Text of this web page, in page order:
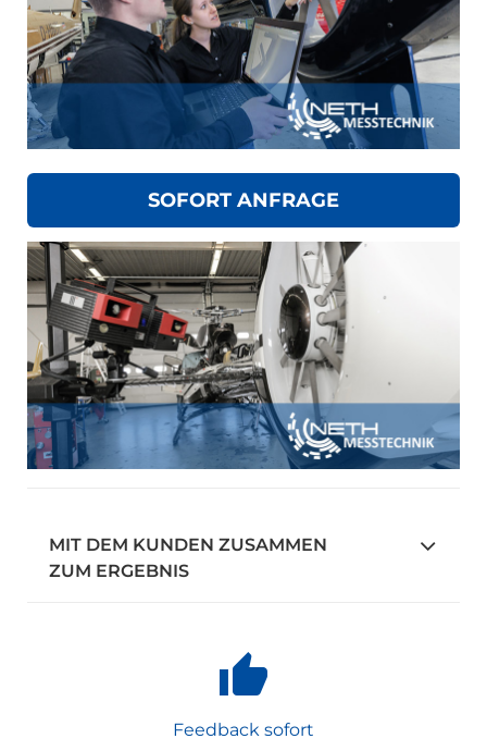
SOFORT ANFRAGE
MIT DEM KUNDEN ZUSAMMEN
ZUM ERGEBNIS
Feedback sofort